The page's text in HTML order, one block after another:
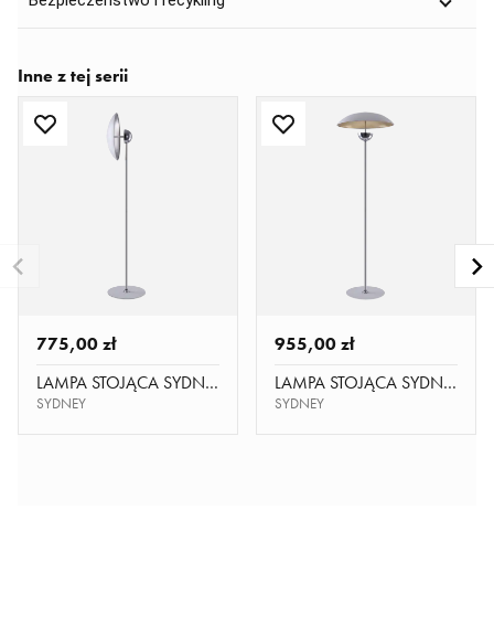
Inne z tej serii
775,00 zł
LAMPA STOJĄCA SYDNEY F01062WH AG
SYDNEY
955,00 zł
LAMPA STOJĄCA SYDNEY F01079WH AU
SYDNEY